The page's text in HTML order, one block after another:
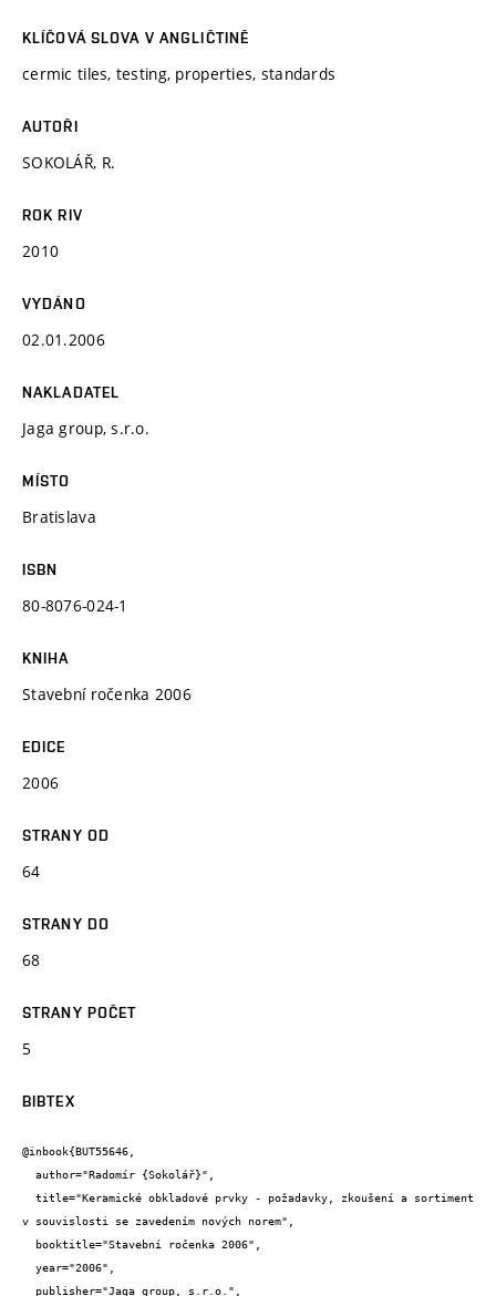
KLÍČOVÁ SLOVA V ANGLIČTINĚ
cermic tiles, testing, properties, standards
AUTOŘI
SOKOLÁŘ, R.
ROK RIV
2010
VYDÁNO
02.01.2006
NAKLADATEL
Jaga group, s.r.o.
MÍSTO
Bratislava
ISBN
80-8076-024-1
KNIHA
Stavební ročenka 2006
EDICE
2006
STRANY OD
64
STRANY DO
68
STRANY POČET
5
BIBTEX
@inbook{BUT55646,
v souvislosti se zavedením nových norem",